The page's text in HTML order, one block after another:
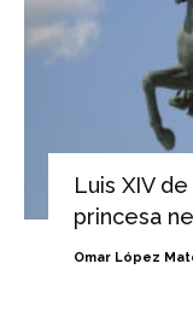
Luis XIV
princesa
Omar López